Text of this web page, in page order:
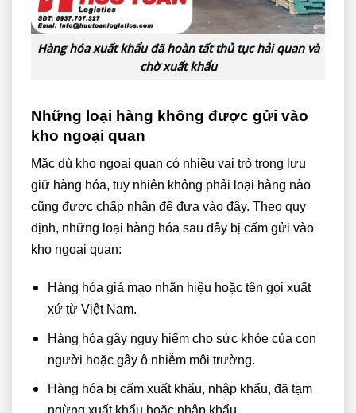
Hàng hóa xuất khẩu đã hoàn tất thủ tục hải quan và
chờ xuất khẩu
Những loại hàng không được gửi vào
kho ngoại quan
Mặc dù kho ngoại quan có nhiều vai trò trong lưu
giữ hàng hóa, tuy nhiên không phải loại hàng nào
cũng được chấp nhận để đưa vào đây. Theo quy
định, những loại hàng hóa sau đây bị cấm gửi vào
kho ngoại quan:
Hàng hóa giả mạo nhãn hiệu hoặc tên gọi xuất
xứ từ Việt Nam.
Hàng hóa gây nguy hiểm cho sức khỏe của con
người hoặc gây ô nhiễm môi trường.
Hàng hóa bị cấm xuất khẩu, nhập khẩu, đã tạm